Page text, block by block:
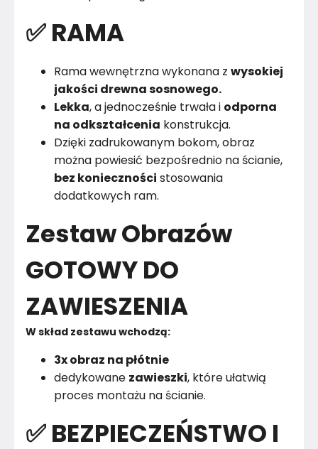
✅ RAMA
Rama wewnętrzna wykonana z wysokiej
jakości drewna sosnowego.
Lekka, a jednocześnie trwała i odporna
na odkształcenia konstrukcja.
Dzięki zadrukowanym bokom, obraz
można powiesić bezpośrednio na ścianie,
bez konieczności stosowania
dodatkowych ram.
Zestaw Obrazów
GOTOWY DO
ZAWIESZENIA
W skład zestawu wchodzą:
3x obraz na płótnie
dedykowane zawieszki, które ułatwią
proces montażu na ścianie.
✅ BEZPIECZEŃSTWO I